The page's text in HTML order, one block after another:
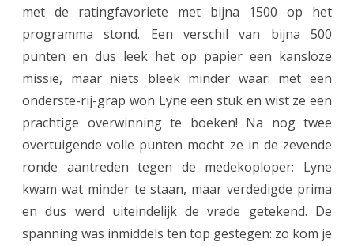
e
u
g
t
o
e
n
met de ratingfavoriete met bijna 1500 op het
programma stond. Een verschil van bijna 500
punten en dus leek het op papier een kansloze
missie, maar niets bleek minder waar: met een
onderste-rij-grap won Lyne een stuk en wist ze een
prachtige overwinning te boeken! Na nog twee
overtuigende volle punten mocht ze in de zevende
ronde aantreden tegen de medekoploper; Lyne
kwam wat minder te staan, maar verdedigde prima
en dus werd uiteindelijk de vrede getekend. De
spanning was inmiddels ten top gestegen: zo kom je